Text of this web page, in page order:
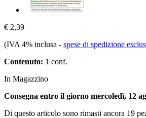
€ 2,39
(IVA 4% inclusa - spese di spedizione
Contenuto: 1 conf.
In Magazzino
Consegna entro il giorno mercoledì, 12
Di questo articolo sono rimasti ancora 19